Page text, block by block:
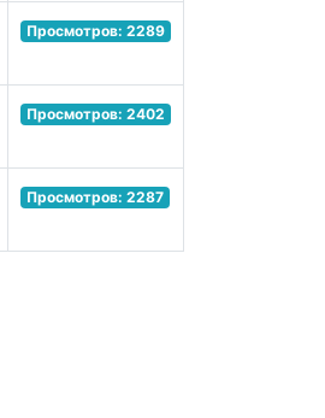
Просмотров: 2289
Просмотров: 2402
Просмотров: 2287